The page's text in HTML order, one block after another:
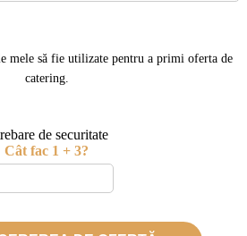
mele să fie utilizate pentru a primi oferta de
catering.
de securitate
Cât fac 1 + 3?